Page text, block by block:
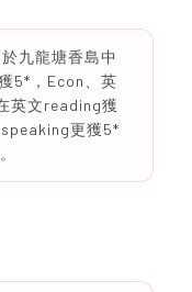
九龍塘香島中
5*，Econ、英
英文reading獲
更獲5*